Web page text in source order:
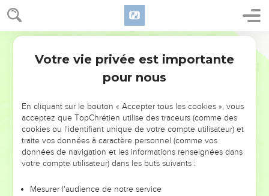
NE MANQUEZ PAS L’ÉVÉNEMENT
DE L’ANNÉE !
ET SI LEURS ERREURS POUVAIENT VOUS ÉVITER LES
VOTRES ?
leur foi ou leur vision. Mais on voit moins les doutes, les erreurs
Votre vie privée est importante
pour nous
En cliquant sur le bouton « Accepter tous les cookies », vous
acceptez que TopChrétien utilise des traceurs (comme des
cookies ou l'identifiant unique de votre compte utilisateur) et
traite vos données à caractère personnel (comme vos
données de navigation et les informations renseignées dans
votre compte utilisateur) dans les buts suivants :
Mesurer l'audience de notre service